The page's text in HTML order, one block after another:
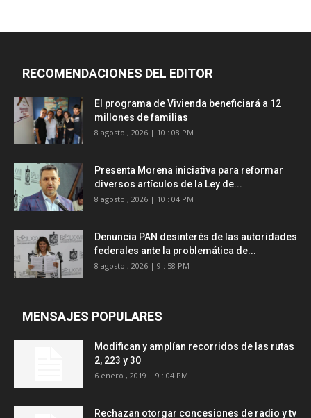
RECOMENDACIONES DEL EDITOR
El programa de Vivienda beneficiará a 12
millones de familias
8 agosto , 2026 | 10 : 08 PM
Presenta Morena iniciativa para reformar
diversos artículos de la Ley de...
8 agosto , 2026 | 10 : 04 PM
Denuncia PAN desinterés de las autoridades
federales ante la problemática de...
8 agosto , 2026 | 9 : 58 PM
MENSAJES POPULARES
Modifican y amplían recorridos de las rutas
2, 223 y 30
6 enero , 2019 | 9 : 04 PM
Rechazan otorgar concesiones de radio y tv